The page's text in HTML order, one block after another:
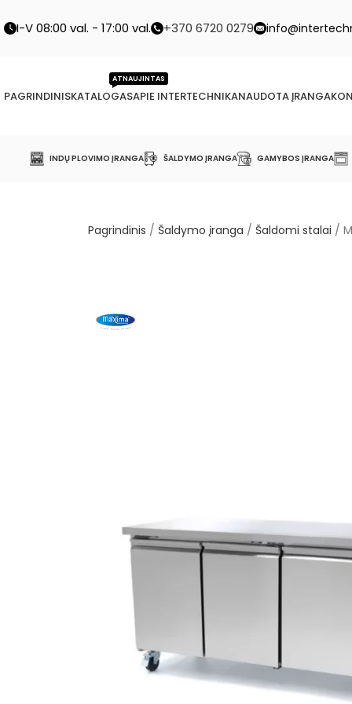
I-V 08:00 val. - 17:00 val. +370 6720 0279
PAGRINDINISKATALOGAS
ATNAUJINTAS
APIE INTERTECHNIKANAUDOTA ĮRANGA
INDŲ PLOVIMO ĮRANGA ŠALDYMO ĮRANGA GAMYBOS ĮRANGA
Pagrindinis / Šaldymo įranga / Šaldomi stalai /